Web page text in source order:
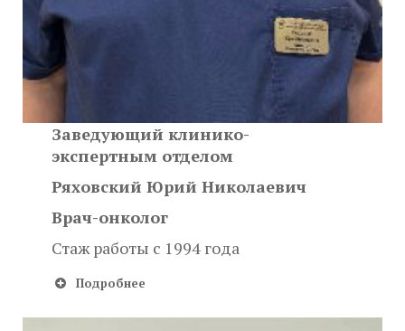
Заведующий клинико-
экспертным отделом
Ряховский Юрий Николаевич
Врач-онколог
Стаж работы с 1994 года
Подробнее